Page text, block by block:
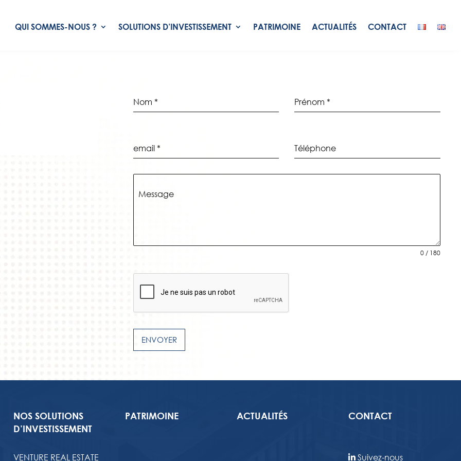
QUI SOMMES-NOUS ? SOLUTIONS D’INVESTISSEMENT PATRIMOINE ACTUALITÉS CONTACT
Nom * Prénom*
email* Téléphone
Message
0 / 180
ENVOYER
NOS SOLUTIONS
D’INVESTISSEMENT
VENTURE REAL ESTATE
PATRIMOINE ACTUALITÉS CONTACT
Suivez-nous